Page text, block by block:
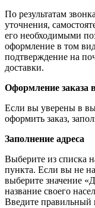
По результатам
уточнения,
его необходимыми
оформление в том
подтверждение на
доставки.
Оформление заказа
Если вы уверены в
оформить заказ,
Заполнение адреса
Выберите из списка
пункта. Если вы не
выберите значение
название своего
Введите правильный